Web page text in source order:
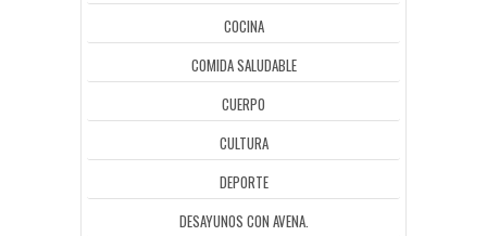
COCINA
COMIDA SALUDABLE
CUERPO
CULTURA
DEPORTE
DESAYUNOS CON AVENA.